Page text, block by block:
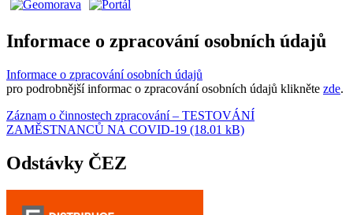
Informace o zpracování osobních údajů
Informace o zpracování osobních údajů
pro podrobnější informac o zpracování osobních údajů klikněte zde.
Záznam o činnostech zpracování – TESTOVÁNÍ
ZAMĚSTNANCŮ NA COVID-19 (18.01 kB)
Odstávky ČEZ